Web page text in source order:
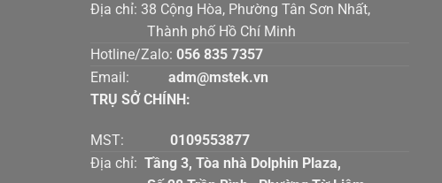
Địa chỉ: 38 Cộng Hòa, Phường Tân Sơn Nhất,
Thành phố Hồ Chí Minh
Hotline/Zalo: 056 835 7357
Email:
adm@mstek.vn
TRỤ SỞ CHÍNH:
MST: 0109553877
Địa chỉ: Tầng 3, Tòa nhà Dolphin Plaza,